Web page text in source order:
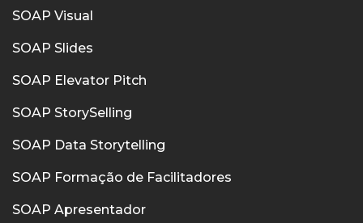
SOAP Visual
SOAP Slides
SOAP Elevator Pitch
SOAP StorySelling
SOAP Data Storytelling
SOAP Formação de Facilitadores
SOAP Apresentador